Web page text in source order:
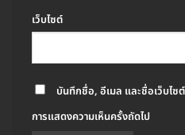
เว็บไซต์
บันทึกชื่อ, อีเมล และชื่อเว็บไซ
การแสดงความเห็นครั้งถัดไป